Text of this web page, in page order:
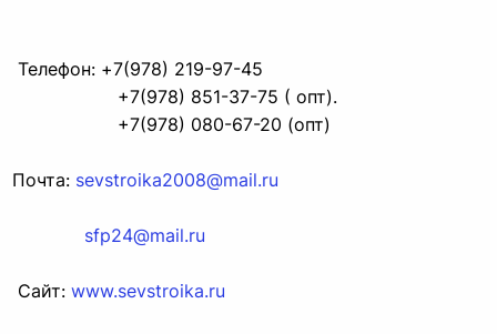
Телефон: +7(978) 219-97-45
+7(978) 851-37-75 ( опт).
+7(978) 080-67-20 (опт)
Почта: sevstroika2008@mail.ru
sfp24@mail.ru
Сайт: www.sevstroika.ru